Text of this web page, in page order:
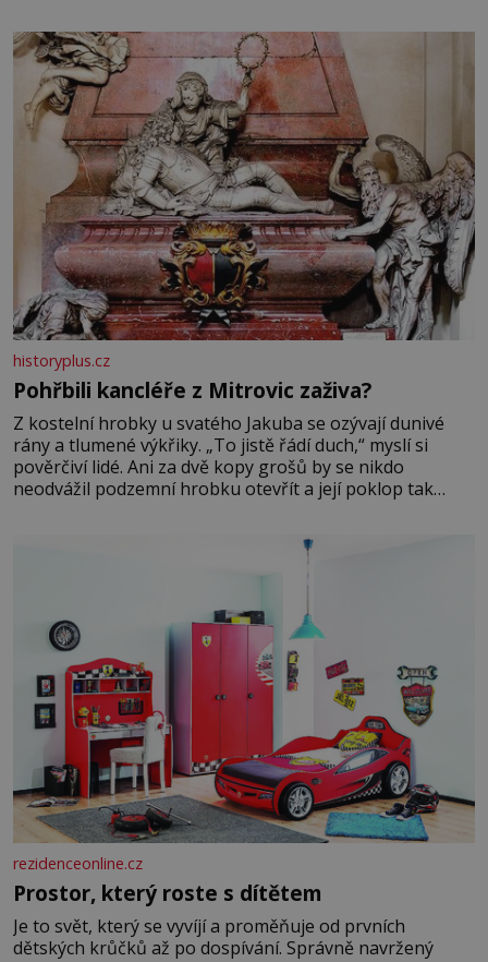
se na koloběžce a den zakončit poznáváním památek ve
Velkých Losinách nebo v termálním
historyplus.cz
Pohřbili kancléře z Mitrovic zaživa?
Z kostelní hrobky u svatého Jakuba se ozývají dunivé
rány a tlumené výkřiky. „To jistě řádí duch,“ myslí si
pověrčiví lidé. Ani za dvě kopy grošů by se nikdo
neodvážil podzemní hrobku otevřít a její poklop tak
rezidenceonline.cz
Prostor, který roste s dítětem
Je to svět, který se vyvíjí a proměňuje od prvních
dětských krůčků až po dospívání. Správně navržený